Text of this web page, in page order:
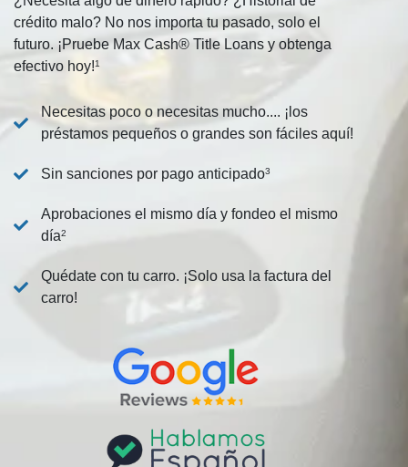
crédito malo? No nos importa tu pasado, solo el
futuro. ¡Pruebe Max Cash® Title Loans y obtenga
efectivo hoy!1
Necesitas poco o necesitas mucho.... ¡los
préstamos pequeños o grandes son fáciles aquí!
Sin sanciones por pago anticipado3
Aprobaciones el mismo día y fondeo el mismo
día2
Quédate con tu carro. ¡Solo usa la factura del
carro!